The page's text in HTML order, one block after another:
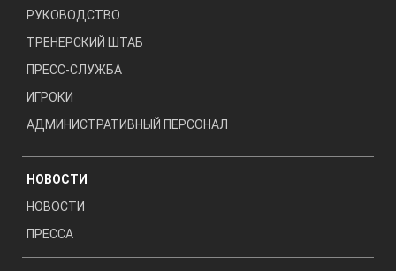
РУКОВОДСТВО
ТРЕНЕРСКИЙ ШТАБ
ПРЕСС-СЛУЖБА
ИГРОКИ
АДМИНИСТРАТИВНЫЙ ПЕРСОНАЛ
НОВОСТИ
НОВОСТИ
ПРЕССА